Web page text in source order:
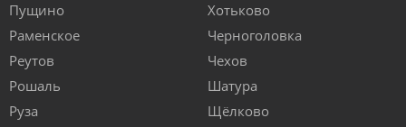
Пущино
Раменское
Реутов
Рошаль
Руза
Хотьково
Черноголовка
Чехов
Шатура
Щёлково